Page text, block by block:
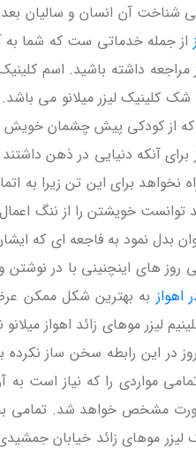
شناخت آن انسان و سالیان
از جمله خدماتی ست که شما به
داشته باشید. اسم
کلینیک لیزر میلانو می
که از کودکی پیش چشمان
برای آنکه دنیایی در ذهن
نخواهد برای این تن زیرا به
خویشتن را از ننگ
نمود به فاجعه ای که
روز های اینچنینی با در
اهواز به بهترین شکل ممکن
موهای زائد اهواز
در این رابطه سخن ساز
مواردی را که نیاز است
مشخص خواهد شد. تمامی
موهای زائد خیابان